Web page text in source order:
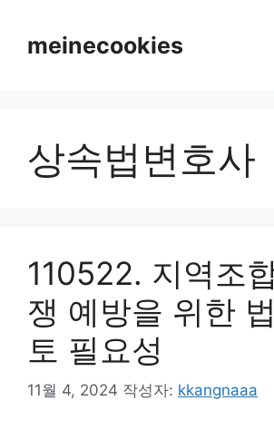
meinecookies
상속법변호사
110522. 지역조
쟁 예방을 위한
토 필요성
11월 4, 2024 작성자: kkangnaaa